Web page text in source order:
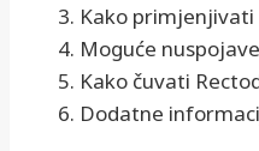
Kako primjenjivati
Moguće nuspojave
Kako čuvati
Dodatne